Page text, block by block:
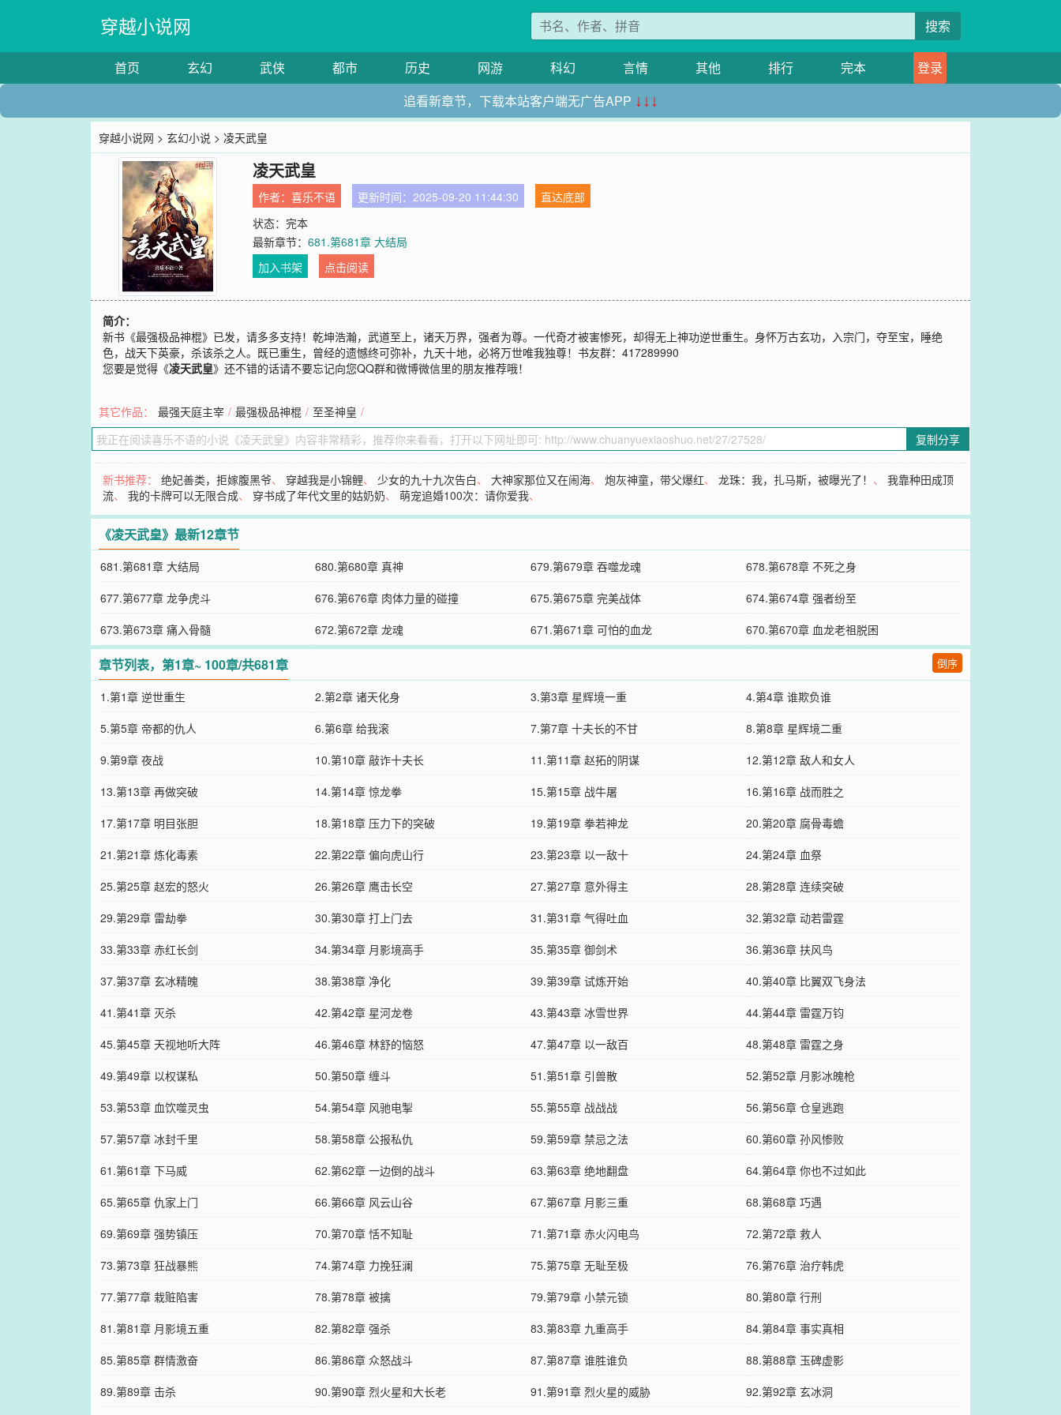
穿越小说网 搜索
首页 玄幻 武侠 都市 历史 网游 科幻 言情 其他 排行 完本
登录
追看新章节，下载本站客户端无广告APP ↓↓↓
穿越小说网 >玄幻小说 > 凌天武皇
凌天武皇
作者：喜乐不语 更新时间：2025-09-20 11:44:30
直达底部
状态：完本
最新章节：681.第681章 大结局
加入书架
点击阅读
简介：
新书《最强极品神棍》已发，请多多支持！乾坤浩瀚，武道至上，诸天万界，强者为尊。一代奇才被害惨死，却得无上神功逆世重生。身怀万古玄功，入宗门，夺至宝，睡绝
色，战天下英豪，杀该杀之人。既已重生，曾经的遗憾终可弥补，九天十地，必将万世唯我独尊！书友群：417289990
您要是觉得《凌天武皇》还不错的话请不要忘记向您QQ群和微博微信里的朋友推荐哦！
其它作品： 最强天庭主宰 / 最强极品神棍 / 至圣神皇 /
复制分享
新书推荐：绝妃善类，拒嫁腹黑爷、 穿越我是小锦鲤、 少女的九十九次告白、大神家那位又在闹海、炮灰神童，带父爆红、龙珠：我，扎马斯，被曝光了！ 、我靠种田成顶
流、我的卡牌可以无限合成、 穿书成了年代文里的姑奶奶、萌宠追婚100次：请你爱我、
《凌天武皇》最新12章节
681.第681章 大结局 680.第680章 真神 679.第679章 吞噬龙魂
678.第678章 不死之身
677.第677章 龙争虎斗
676.第676章 肉体力量的碰撞 675.第675章 完美战体
674.第674章 强者纷至
673.第673章 痛入骨髓
672.第672章 龙魂 671.第671章 可怕的血龙 670.第670章 血龙老祖脱困
章节列表，第1章~ 100章/共681章 倒序
1.第1章 逆世重生 2.第2章 诸天化身 3.第3章 星辉境一重
4.第4章 谁欺负谁
5.第5章 帝都的仇人
6.第6章 给我滚 7.第7章 十夫长的不甘
8.第8章 星辉境二重
9.第9章 夜战
10.第10章 敲诈十夫长 11.第11章 赵拓的阴谋
12.第12章 敌人和女人
13.第13章 再做突破
14.第14章 惊龙拳 15.第15章 战牛屠
16.第16章 战而胜之
17.第17章 明目张胆
18.第18章 压力下的突破 19.第19章 拳若神龙
20.第20章 腐骨毒蟾
21.第21章 炼化毒素
22.第22章 偏向虎山行 23.第23章 以一敌十
24.第24章 血祭
25.第25章 赵宏的怒火
26.第26章 鹰击长空 27.第27章 意外得主
28.第28章 连续突破
29.第29章 雷劫拳
30.第30章 打上门去 31.第31章 气得吐血
32.第32章 动若雷霆
33.第33章 赤红长剑
34.第34章 月影境高手 35.第35章 御剑术
36.第36章 扶风鸟
37.第37章 玄冰精魄
38.第38章 净化 39.第39章 试炼开始
40.第40章 比翼双飞身法
41.第41章 灭杀
42.第42章 星河龙卷 43.第43章 冰雪世界
44.第44章 雷霆万钧
45.第45章 天视地听大阵
46.第46章 林舒的恼怒 47.第47章 以一敌百
48.第48章 雷霆之身
49.第49章 以权谋私
50.第50章 缠斗 51.第51章 引兽散
52.第52章 月影冰魄枪
53.第53章 血饮噬灵虫
54.第54章 风驰电掣 55.第55章 战战战
56.第56章 仓皇逃跑
57.第57章 冰封千里
58.第58章 公报私仇 59.第59章 禁忌之法
60.第60章 孙风惨败
61.第61章 下马威
62.第62章 一边倒的战斗 63.第63章 绝地翻盘
64.第64章 你也不过如此
65.第65章 仇家上门
66.第66章 风云山谷 67.第67章 月影三重
68.第68章 巧遇
69.第69章 强势镇压
70.第70章 恬不知耻 71.第71章 赤火闪电鸟
72.第72章 救人
73.第73章 狂战暴熊
74.第74章 力挽狂澜 75.第75章 无耻至极
76.第76章 治疗韩虎
77.第77章 栽赃陷害
78.第78章 被擒 79.第79章 小禁元锁
80.第80章 行刑
81.第81章 月影境五重
82.第82章 强杀 83.第83章 九重高手
84.第84章 事实真相
85.第85章 群情激奋
86.第86章 众怒战斗 87.第87章 谁胜谁负
88.第88章 玉碑虚影
89.第89章 击杀
90.第90章 烈火星和大长老 91.第91章 烈火星的威胁
92.第92章 玄冰洞